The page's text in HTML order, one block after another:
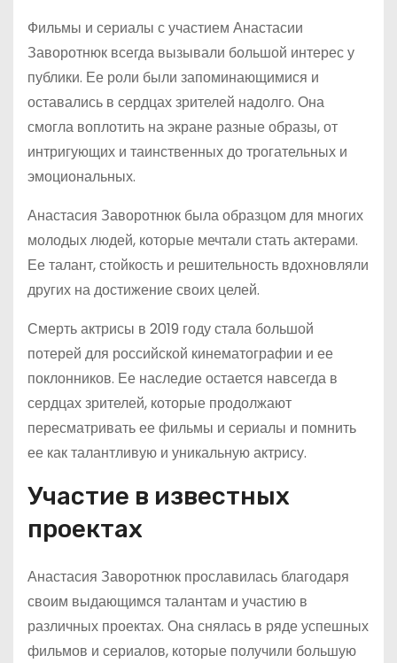
Фильмы и сериалы с участием Анастасии
Заворотнюк всегда вызывали большой интерес у
публики. Ее роли были запоминающимися и
оставались в сердцах зрителей надолго. Она
смогла воплотить на экране разные образы, от
интригующих и таинственных до трогательных и
эмоциональных.
Анастасия Заворотнюк была образцом для многих
молодых людей, которые мечтали стать актерами.
Ее талант, стойкость и решительность вдохновляли
других на достижение своих целей.
Смерть актрисы в 2019 году стала большой
потерей для российской кинематографии и ее
поклонников. Ее наследие остается навсегда в
сердцах зрителей, которые продолжают
пересматривать ее фильмы и сериалы и помнить
ее как талантливую и уникальную актрису.
Участие в известных
проектах
Анастасия Заворотнюк прославилась благодаря
своим выдающимся талантам и участию в
различных проектах. Она снялась в ряде успешных
фильмов и сериалов, которые получили большую